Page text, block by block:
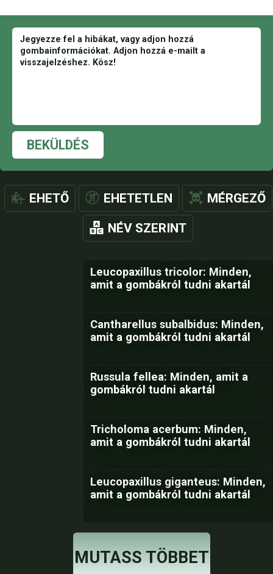
BEKÜLDÉS
EHETŐ EHETETLEN MÉRGEZŐ
NÉV SZERINT
Leucopaxillus tricolor: Minden,
amit a gombákról tudni akartál
Cantharellus subalbidus: Minden,
amit a gombákról tudni akartál
Russula fellea: Minden, amit a
gombákról tudni akartál
Tricholoma acerbum: Minden,
amit a gombákról tudni akartál
Leucopaxillus giganteus: Minden,
amit a gombákról tudni akartál
MUTASS TÖBBET